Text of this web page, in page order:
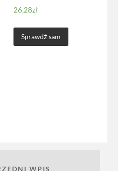
26,28zł
Sprawdź sam
WPIS